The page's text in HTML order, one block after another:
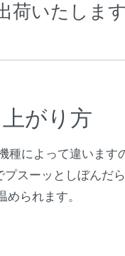
荷いたします
がり方
によって違います
スーッとしぼんだ
められます。